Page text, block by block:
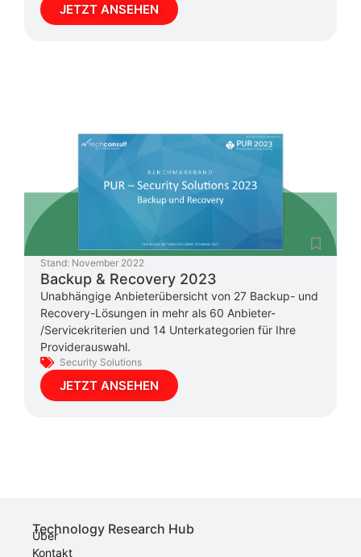
JETZT ANSEHEN
Stand: November 2022
Backup & Recovery 2023
Unabhängige Anbieterübersicht von 27 Backup- und
Recovery-Lösungen in mehr als 60 Anbieter-
/Servicekriterien und 14 Unterkategorien für Ihre
Providerauswahl.
Security Solutions
JETZT ANSEHEN
Technology Research Hub
Über
Kontakt